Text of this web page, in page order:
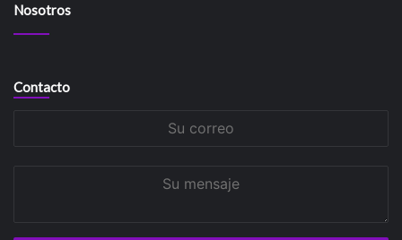
Nosotros
Contacto